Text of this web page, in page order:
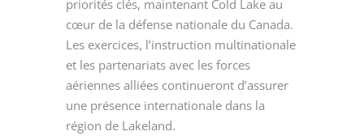
priorités clés, maintenant Cold Lake au
cœur de la défense nationale du Canada.
Les exercices, l’instruction multinationale
et les partenariats avec les forces
aériennes alliées continueront d’assurer
une présence internationale dans la
région de Lakeland.